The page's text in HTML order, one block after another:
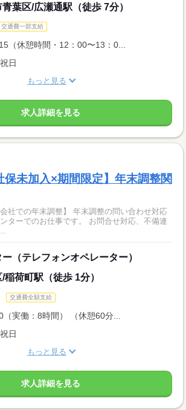
葉区/広瀬通駅（徒歩 7分）
交通費一部支給
（休憩時間・12：00〜13：0...
日
もっと見る
求人詳細を見る
保未加入×期間限定】年末調整関
会社での年末調整】 年末調整の問い合わせ対応
仕事です。 お問合せ対応、不備連
（テレフォンオペレーター）
稲荷町駅（徒歩 1分）
交通費全額支給
実働：8時間） （休憩60分...
日
もっと見る
求人詳細を見る